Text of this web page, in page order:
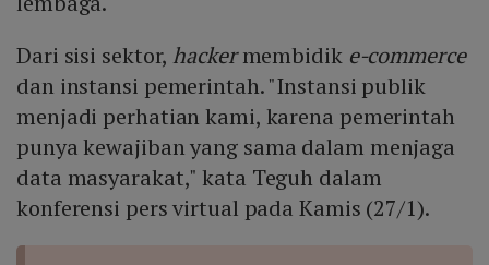
Dari sisi sektor,hackermembidik e-commerce
dan instansi pemerintah. "Instansi publik
menjadi perhatian kami, karena pemerintah
punya kewajiban yang sama dalam menjaga
data masyarakat," kata Teguh dalam
konferensi pers virtual pada Kamis (27/1).